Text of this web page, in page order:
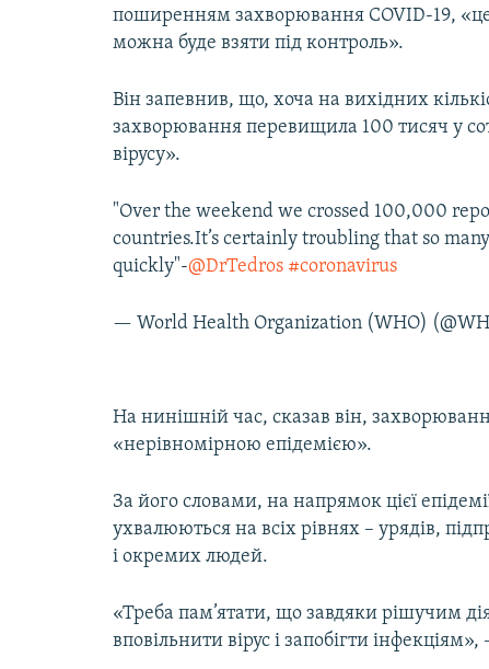
поширенням захворювання COVID-19, «це
можна буде взяти під контроль».
Він запевнив, що, хоча на вихідних
захворювання перевищила 100 тисяч у
вірусу».
"Over the weekend we crossed 100,000
countries.It’s certainly troubling that so
quickly"-@DrTedros #coronavirus
— World Health Organization (WHO)
На нинішній час, сказав він,
«нерівномірною епідемією».
За його словами, на напрямок цієї
ухвалюються на всіх рівнях – урядів,
і окремих людей.
«Треба пам’ятати, що завдяки рішучим
вповільнити вірус і запобігти